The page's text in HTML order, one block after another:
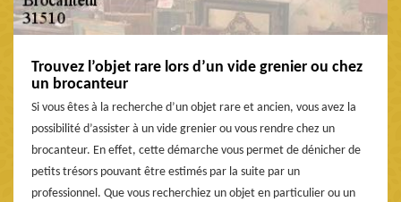
Trouvez l’objet rare lors d’un vide grenier ou chez
un brocanteur
Si vous êtes à la recherche d’un objet rare et ancien, vous avez la
possibilité d’assister à un vide grenier ou vous rendre chez un
brocanteur. En effet, cette démarche vous permet de dénicher de
petits trésors pouvant être estimés par la suite par un
professionnel. Que vous recherchiez un objet en particulier ou un